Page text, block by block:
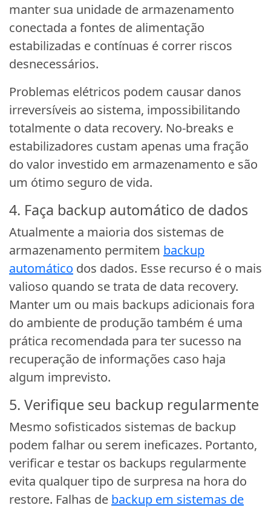
manter sua unidade de armazenamento
conectada a fontes de alimentação
estabilizadas e contínuas é correr riscos
desnecessários.
Problemas elétricos podem causar danos
irreversíveis ao sistema, impossibilitando
totalmente o data recovery. No-breaks e
estabilizadores custam apenas uma fração
do valor investido em armazenamento e são
um ótimo seguro de vida.
4. Faça backup automático de dados
Atualmente a maioria dos sistemas de
armazenamento permitem backup
automático dos dados. Esse recurso é o mais
valioso quando se trata de data recovery.
Manter um ou mais backups adicionais fora
do ambiente de produção também é uma
prática recomendada para ter sucesso na
recuperação de informações caso haja
algum imprevisto.
5. Verifique seu backup regularmente
Mesmo sofisticados sistemas de backup
podem falhar ou serem ineficazes. Portanto,
verificar e testar os backups regularmente
evita qualquer tipo de surpresa na hora do
restore. Falhas de backup em sistemas de